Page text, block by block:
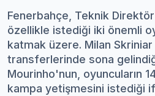
Fenerbahçe, Teknik
özellikle istediği iki önemli
katmak üzere. Milan
transferlerinde sona
Mourinho'nun, oyuncuların
kampa yetişmesini istediği